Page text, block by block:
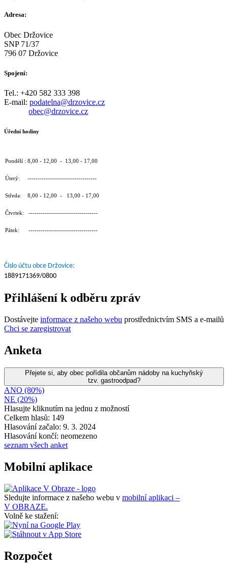
Adresa:
Obec Držovice
SNP 71/37
796 07 Držovice
Spojení:
Tel.: +420 582 333 398
E-mail: podatelna@drzovice.cz
obec@drzovice.cz
Úřední hodiny
Pondělí : 8,00 - 12,00 - 13,00 - 17,00
Úterý: ----------------------------------
Středa: 8,00 - 12,00 - 13,00 - 17,00
Čtvrtek: ----------------------------------
Pátek: ----------------------------------
Číslo účtu obce Držovice:
1889171369/0800
Přihlášení k odběru zpráv
Dostávejte informace z našeho webu prostřednictvím SMS a e-mailů
Chci se zaregistrovat
Anketa
Přejete si, aby obec pořídila občanům nádoby na kuchyňský
tzv. gastroodpad?
ANO (80%)
NE (20%)
Hlasujte kliknutím na jednu z možností
Celkem hlasů: 149
Hlasování začalo: 9. 3. 2024
Hlasování končí: neomezeno
seznam všech anket
Mobilní aplikace
Sledujte informace z našeho webu v mobilní aplikaci –
V OBRAZE.
Volně ke stažení:
Rozpočet